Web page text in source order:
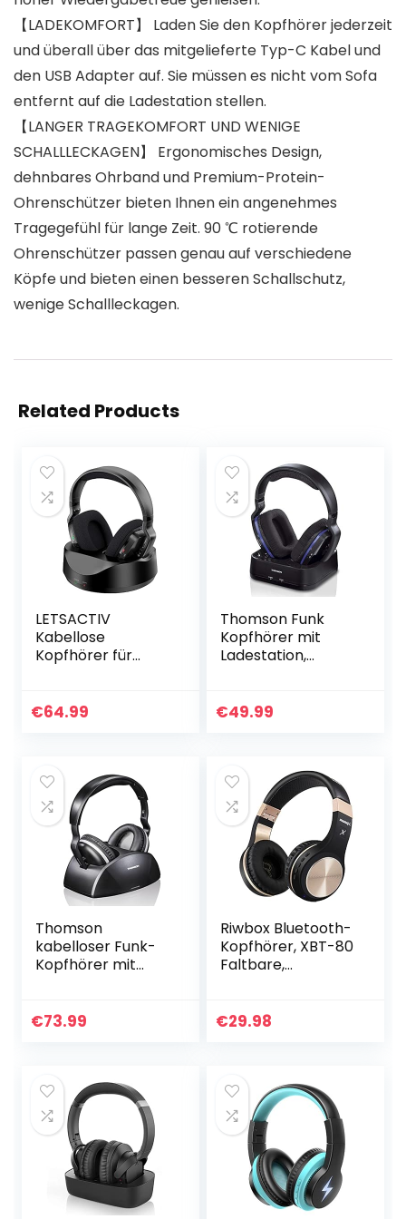
【LADEKOMFORT】 Laden Sie den Kopfhörer jederzeit
und überall über das mitgelieferte Typ-C Kabel und
den USB Adapter auf. Sie müssen es nicht vom Sofa
entfernt auf die Ladestation stellen.
【LANGER TRAGEKOMFORT UND WENIGE
SCHALLLECKAGEN】 Ergonomisches Design,
dehnbares Ohrband und Premium-Protein-
Ohrenschützer bieten Ihnen ein angenehmes
Tragegefühl für lange Zeit. 90 ℃ rotierende
Ohrenschützer passen genau auf verschiedene
Köpfe und bieten einen besseren Schallschutz,
wenige Schallleckagen.
Related Products
LETSACTIV
Kabellose
Kopfhörer für
Kopfhörer 196ft
€64.99
Thomson Funk
Kopfhörer mit
Ladestation,
Headset kabellos ,
€49.99
Thomson
kabelloser Funk-
Kopfhörer mit
Ear-Kopfhörer für
€73.99
Riwbox Bluetooth-
Kopfhörer, XBT-80
Faltbare,
Ear mit Mikrofon
€29.98